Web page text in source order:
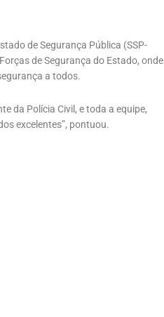
de Segurança Pública (SSP-
de Segurança do Estado, onde
a todos.
da Polícia Civil, e toda a equipe,
excelentes”, pontuou.